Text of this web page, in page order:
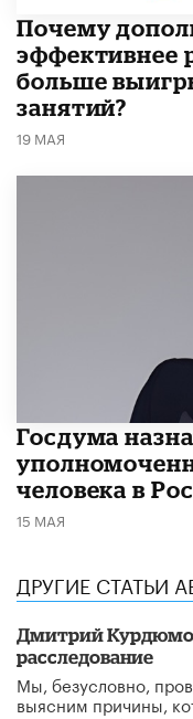
​Почему
эффективнее
больше
занятий?
19 МАЯ
Госдума
человека в
15 МАЯ
ДРУГИЕ СТАТЬИ
Дмитрий
расследование
Мы, безусловно,
выясним причины,